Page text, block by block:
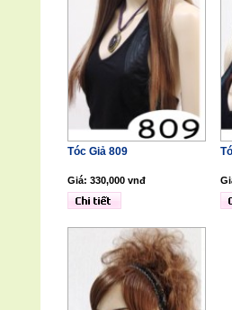
Tóc Giả 809
Giá: 330,000 vnđ